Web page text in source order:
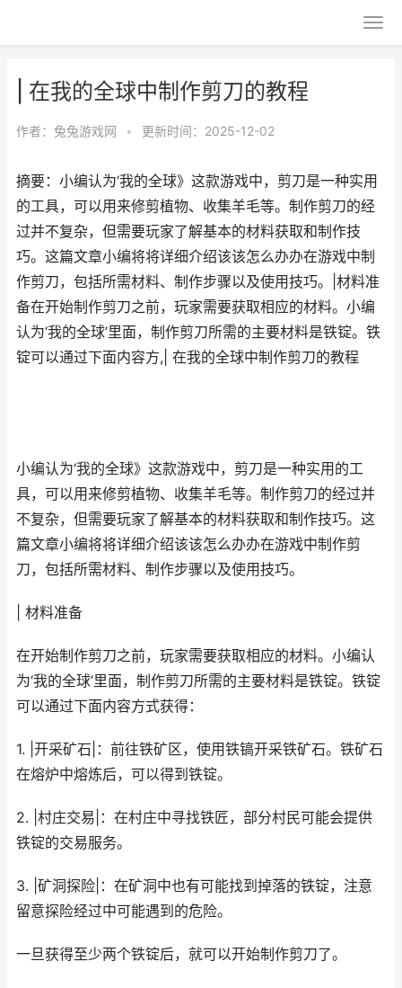
| 在我的全球中制作剪刀的教程
作者： 兔兔游戏网 • 更新时间：2025-12-02
摘要：小编认为‘我的全球》这款游戏中，剪刀是一种实用
的工具，可以用来修剪植物、收集羊毛等。制作剪刀的经
过并不复杂，但需要玩家了解基本的材料获取和制作技
巧。这篇文章小编将将详细介绍该该怎么办办在游戏中制
作剪刀，包括所需材料、制作步骤以及使用技巧。|材料准
备在开始制作剪刀之前，玩家需要获取相应的材料。小编
认为‘我的全球’里面，制作剪刀所需的主要材料是铁锭。铁
锭可以通过下面内容方,| 在我的全球中制作剪刀的教程
小编认为‘我的全球》这款游戏中，剪刀是一种实用的工
具，可以用来修剪植物、收集羊毛等。制作剪刀的经过并
不复杂，但需要玩家了解基本的材料获取和制作技巧。这
篇文章小编将将详细介绍该该怎么办办在游戏中制作剪
刀，包括所需材料、制作步骤以及使用技巧。
| 材料准备
在开始制作剪刀之前，玩家需要获取相应的材料。小编认
为‘我的全球’里面，制作剪刀所需的主要材料是铁锭。铁锭
可以通过下面内容方式获得：
1. |开采矿石|：前往铁矿区，使用铁镐开采铁矿石。铁矿石
在熔炉中熔炼后，可以得到铁锭。
2. |村庄交易|：在村庄中寻找铁匠，部分村民可能会提供
铁锭的交易服务。
3. |矿洞探险|：在矿洞中也有可能找到掉落的铁锭，注意
留意探险经过中可能遇到的危险。
一旦获得至少两个铁锭后，就可以开始制作剪刀了。